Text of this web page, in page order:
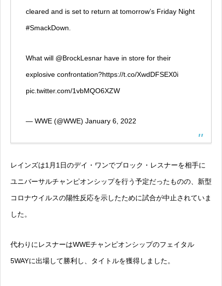
cleared and is set to return at tomorrow’s Friday Night
#SmackDown
What will @BrockLesnar have in store for their
explosive confrontation?https://t.co/XwdDFSEX0i
pic.twitter.com/1vbMQO6XZW
— WWE (@WWE) January 6, 2022
レインズは1月1日のデイ・ワンでブロック・レスナーを相手に
ユニバーサルチャンピオンシップを行う予定だったものの、新型
コロナウイルスの陽性反応を示したために試合が中止されていま
した。
代わりにレスナーはWWEチャンピオンシップのフェイタル
5WAYに出場して勝利し、タイトルを獲得しました。